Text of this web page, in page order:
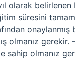
olarak belirlenen
süresini
olmanız gerekir.
sahip olmanız